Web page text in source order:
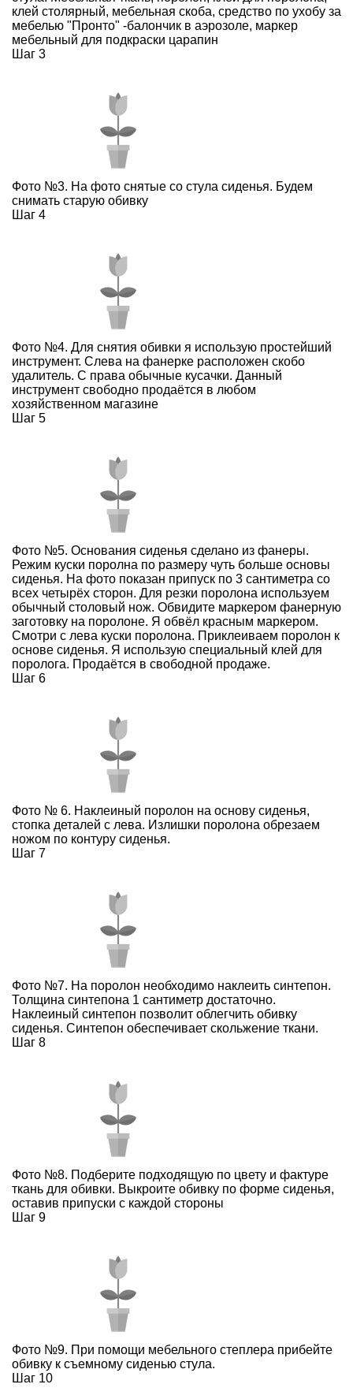
клей столярный, мебельная скоба, средство по ухобу за
мебелью "Пронто" -балончик в аэрозоле, маркер
мебельный для подкраски царапин
Шаг 3
Фото №3. На фото снятые со стула сиденья. Будем
снимать старую обивку
Шаг 4
Фото №4. Для снятия обивки я использую простейший
инструмент. Слева на фанерке расположен скобо
удалитель. С права обычные кусачки. Данный
инструмент свободно продаётся в любом
хозяйственном магазине
Шаг 5
Фото №5. Основания сиденья сделано из фанеры.
Режим куски поролна по размеру чуть больше основы
сиденья. На фото показан припуск по 3 сантиметра со
всех четырёх сторон. Для резки поролона используем
обычный столовый нож. Обвидите маркером фанерную
заготовку на поролоне. Я обвёл красным маркером.
Смотри с лева куски поролона. Приклеиваем поролон к
основе сиденья. Я использую специальный клей для
поролога. Продаётся в свободной продаже.
Шаг 6
Фото № 6. Наклеиный поролон на основу сиденья,
стопка деталей с лева. Излишки поролона обрезаем
ножом по контуру сиденья.
Шаг 7
Фото №7. На поролон необходимо наклеить синтепон.
Толщина синтепона 1 сантиметр достаточно.
Наклеиный синтепон позволит облегчить обивку
сиденья. Синтепон обеспечивает скольжение ткани.
Шаг 8
Фото №8. Подберите подходящую по цвету и фактуре
ткань для обивки. Выкроите обивку по форме сиденья,
оставив припуски с каждой стороны
Шаг 9
Фото №9. При помощи мебельного степлера прибейте
обивку к съемному сиденью стула.
Шаг 10